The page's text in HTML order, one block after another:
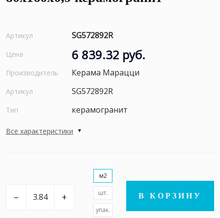
Артикул SG572892R
Цена 6 839.32 руб.
Производитель Керама Марацци
Артикул SG572892R
Тип керамогранит
Все характеристики
– +
м2
шт.
упак.
В КОРЗИНУ